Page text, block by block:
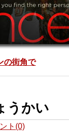
の街角で
うかい
ト(0)